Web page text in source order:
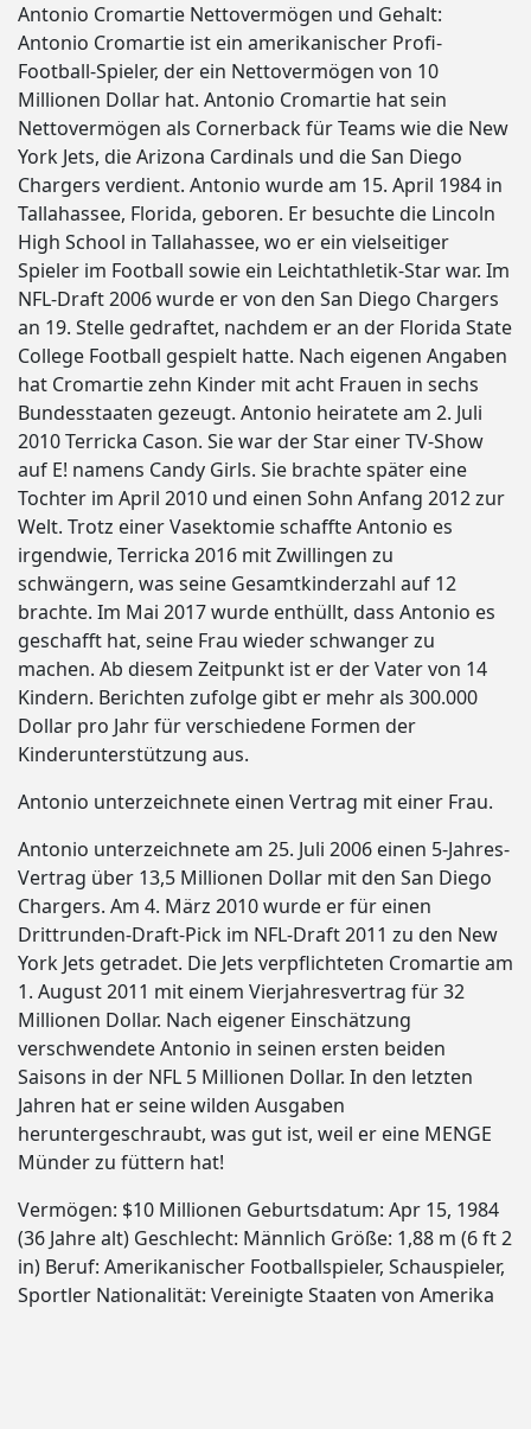
Antonio Cromartie Nettovermögen und Gehalt:
Antonio Cromartie ist ein amerikanischer Profi-
Football-Spieler, der ein Nettovermögen von 10
Millionen Dollar hat. Antonio Cromartie hat sein
Nettovermögen als Cornerback für Teams wie die New
York Jets, die Arizona Cardinals und die San Diego
Chargers verdient. Antonio wurde am 15. April 1984 in
Tallahassee, Florida, geboren. Er besuchte die Lincoln
High School in Tallahassee, wo er ein vielseitiger
Spieler im Football sowie ein Leichtathletik-Star war. Im
NFL-Draft 2006 wurde er von den San Diego Chargers
an 19. Stelle gedraftet, nachdem er an der Florida State
College Football gespielt hatte. Nach eigenen Angaben
hat Cromartie zehn Kinder mit acht Frauen in sechs
Bundesstaaten gezeugt. Antonio heiratete am 2. Juli
2010 Terricka Cason. Sie war der Star einer TV-Show
auf E! namens Candy Girls. Sie brachte später eine
Tochter im April 2010 und einen Sohn Anfang 2012 zur
Welt. Trotz einer Vasektomie schaffte Antonio es
irgendwie, Terricka 2016 mit Zwillingen zu
schwängern, was seine Gesamtkinderzahl auf 12
brachte. Im Mai 2017 wurde enthüllt, dass Antonio es
geschafft hat, seine Frau wieder schwanger zu
machen. Ab diesem Zeitpunkt ist er der Vater von 14
Kindern. Berichten zufolge gibt er mehr als 300.000
Dollar pro Jahr für verschiedene Formen der
Kinderunterstützung aus.
Antonio unterzeichnete einen Vertrag mit einer Frau.
Antonio unterzeichnete am 25. Juli 2006 einen 5-Jahres-
Vertrag über 13,5 Millionen Dollar mit den San Diego
Chargers. Am 4. März 2010 wurde er für einen
Drittrunden-Draft-Pick im NFL-Draft 2011 zu den New
York Jets getradet. Die Jets verpflichteten Cromartie am
1. August 2011 mit einem Vierjahresvertrag für 32
Millionen Dollar. Nach eigener Einschätzung
verschwendete Antonio in seinen ersten beiden
Saisons in der NFL 5 Millionen Dollar. In den letzten
Jahren hat er seine wilden Ausgaben
heruntergeschraubt, was gut ist, weil er eine MENGE
Münder zu füttern hat!
Vermögen: $10 Millionen Geburtsdatum: Apr 15, 1984
(36 Jahre alt) Geschlecht: Männlich Größe: 1,88 m (6 ft 2
in) Beruf: Amerikanischer Footballspieler, Schauspieler,
Sportler Nationalität: Vereinigte Staaten von Amerika